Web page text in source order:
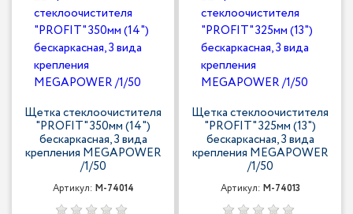
Щетка стеклоочистителя
"PROFIT" 350мм (14")
бескаркасная, 3 вида
крепления MEGAPOWER
/1/50
Артикул: M-74014
Щетка стеклоочистителя
"PROFIT" 325мм (13")
бескаркасная, 3 вида
крепления MEGAPOWER
/1/50
Артикул: M-74013